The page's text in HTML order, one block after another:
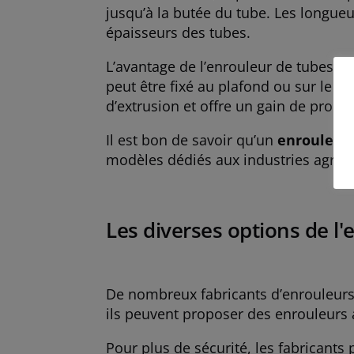
jusqu’à la butée du tube. Les
épaisseurs des tubes.
L’avantage de l’enrouleur de tubes
peut être fixé au plafond ou sur le
d’extrusion et offre un gain de
Il est bon de savoir qu’un enrouleur
modèles dédiés aux industries
Les diverses options de
De nombreux fabricants
ils peuvent proposer des
Pour plus de sécurité, les